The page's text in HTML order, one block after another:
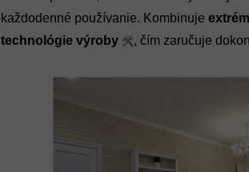
každodenné používanie. Kombinuje
technológie výroby
, čím zaručuje